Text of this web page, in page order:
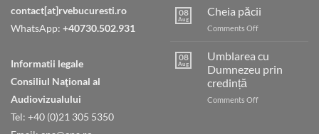
contact[at]rvebucuresti.ro
WhatsApp: +40730.502.931
Informatii legale
Consiliul Naţional al
Audiovizualului
Tel: +40 (0)21 305 5350
din
Indonezia
condamnat
presupusă
blasfemie
împotriva
08
Aug
Cheia păcii
Comments Offon
08
Aug
Umblarea cu
Dumnezeu prin
credință
Comments Offon